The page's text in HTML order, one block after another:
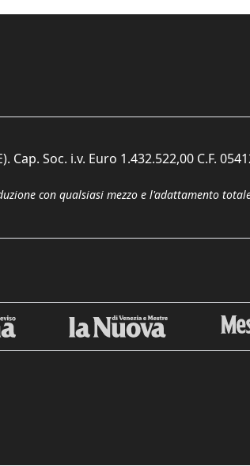
Soc. i.v. Euro 1.432.522,00 C.F.
con qualsiasi mezzo e l'adattamento